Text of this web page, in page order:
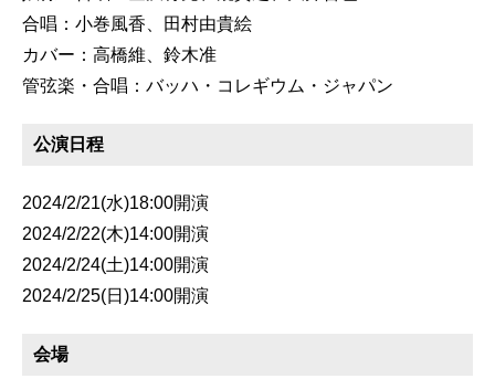
合唱：小巻風香、田村由貴絵
カバー：高橋維、鈴木准
管弦楽・合唱：バッハ・コレギウム・ジャパン
公演日程
2024/2/21(水)18:00開演
2024/2/22(木)14:00開演
2024/2/24(土)14:00開演
2024/2/25(日)14:00開演
会場